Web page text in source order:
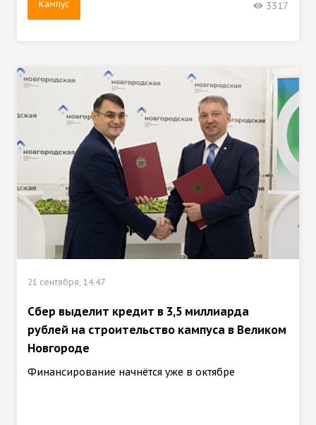
Кампус 3317
21 сентября, 14:47
Сбер выделит кредит в 3,5 миллиарда
рублей на строительство кампуса в Великом
Новгороде
Финансирование начнётся уже в октябре